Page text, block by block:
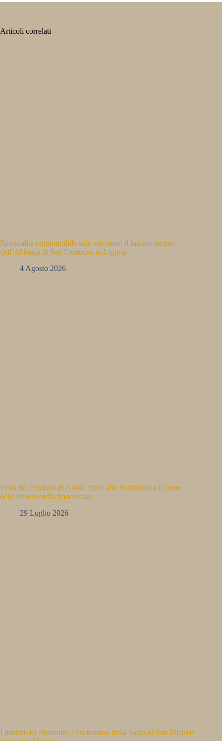
Articoli correlati
Spiritualità raggiungibile solo via mare: il fascino segreto
dell’Abbazia di San Fruttuoso in Liguria
4 Agosto 2026
Festa del Perdono di Assisi 2026: alla Porziuncola il cuore
della misericordia francescana
29 Luglio 2026
I misteri del Piemonte: l’esoterismo della Sacra di San Michele